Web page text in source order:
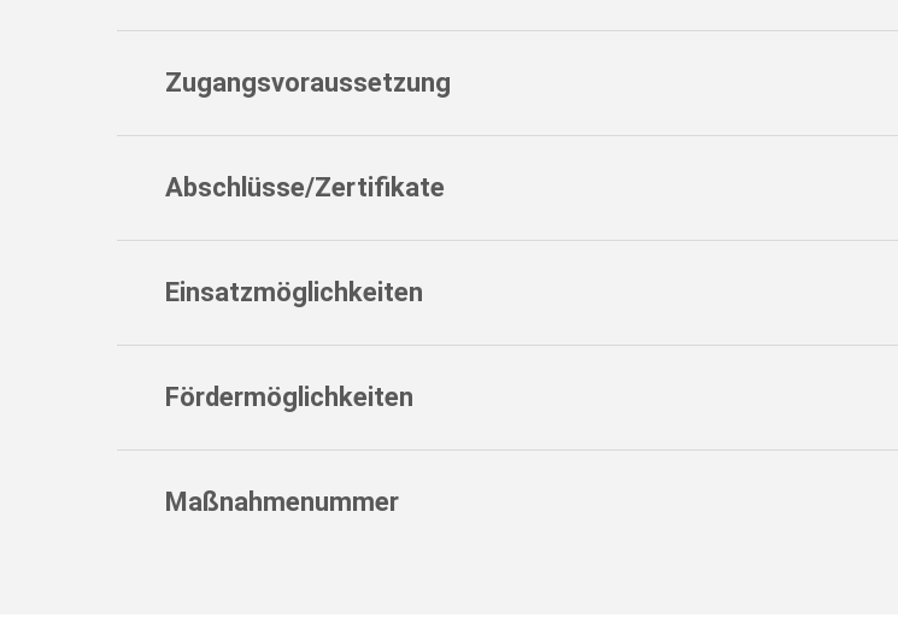
Zugangsvoraussetzung
Abschlüsse/Zertifikate
Einsatzmöglichkeiten
Fördermöglichkeiten
Maßnahmenummer